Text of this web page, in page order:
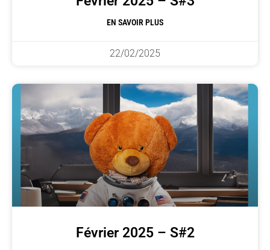
EN SAVOIR PLUS
22/02/2025
Février 2025 – S#2